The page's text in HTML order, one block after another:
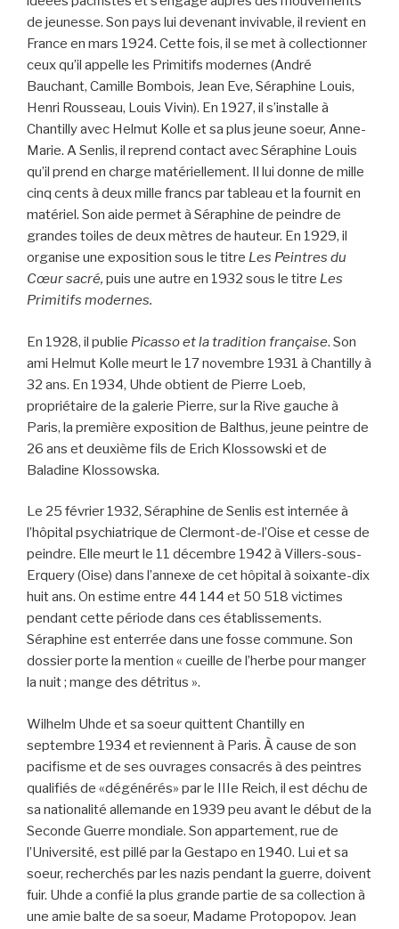
de jeunesse. Son pays lui devenant invivable, il revient en
France en mars 1924. Cette fois, il se met à collectionner
ceux qu’il appelle les Primitifs modernes (André
Bauchant, Camille Bombois, Jean Eve, Séraphine Louis,
Henri Rousseau, Louis Vivin). En 1927, il s’installe à
Chantilly avec Helmut Kolle et sa plus jeune soeur, Anne-
Marie. A Senlis, il reprend contact avec Séraphine Louis
qu’il prend en charge matériellement. Il lui donne de mille
cinq cents à deux mille francs par tableau et la fournit en
matériel. Son aide permet à Séraphine de peindre de
grandes toiles de deux mètres de hauteur. En 1929, il
organise une exposition sous le titre Les Peintres du
Cœur sacré, puis une autre en 1932 sous le titre Les
Primitifs modernes.
En 1928, il publie Picasso et la tradition française. Son
ami Helmut Kolle meurt le 17 novembre 1931 à Chantilly à
32 ans. En 1934, Uhde obtient de Pierre Loeb,
propriétaire de la galerie Pierre, sur la Rive gauche à
Paris, la première exposition de Balthus, jeune peintre de
26 ans et deuxième fils de Erich Klossowski et de
Baladine Klossowska.
Le 25 février 1932, Séraphine de Senlis est internée à
l’hôpital psychiatrique de Clermont-de-l’Oise et cesse de
peindre. Elle meurt le 11 décembre 1942 à Villers-sous-
Erquery (Oise) dans l’annexe de cet hôpital à soixante-dix
huit ans. On estime entre 44 144 et 50 518 victimes
pendant cette période dans ces établissements.
Séraphine est enterrée dans une fosse commune. Son
dossier porte la mention « cueille de l’herbe pour manger
la nuit ; mange des détritus ».
Wilhelm Uhde et sa soeur quittent Chantilly en
septembre 1934 et reviennent à Paris. À cause de son
pacifisme et de ses ouvrages consacrés à des peintres
qualifiés de «dégénérés» par le IIIe Reich, il est déchu de
sa nationalité allemande en 1939 peu avant le début de la
Seconde Guerre mondiale. Son appartement, rue de
l’Université, est pillé par la Gestapo en 1940. Lui et sa
soeur, recherchés par les nazis pendant la guerre, doivent
fuir. Uhde a confié la plus grande partie de sa collection à
une amie balte de sa soeur, Madame Protopopov. Jean